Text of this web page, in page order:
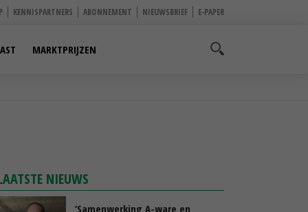
KENNISPARTNERS ABONNEMENT NIEUWSBRIEF E-PAPER
MARKTPRIJZEN
NIEUWS
‘Samenwerking A-ware en